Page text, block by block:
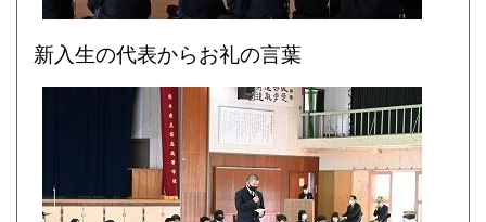
新入生の代表からお礼の言葉